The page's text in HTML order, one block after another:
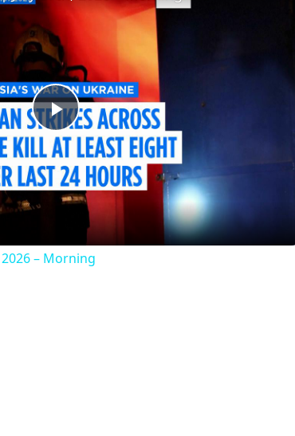
Play
Video
– Morning